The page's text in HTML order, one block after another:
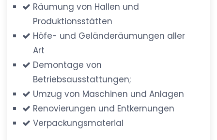
Räumung von Hallen und
Produktionsstätten
Höfe- und Geländeräumungen aller
Art
Demontage von
Betriebsausstattungen;
Umzug von Maschinen und Anlagen
Renovierungen und Entkernungen
Verpackungsmaterial